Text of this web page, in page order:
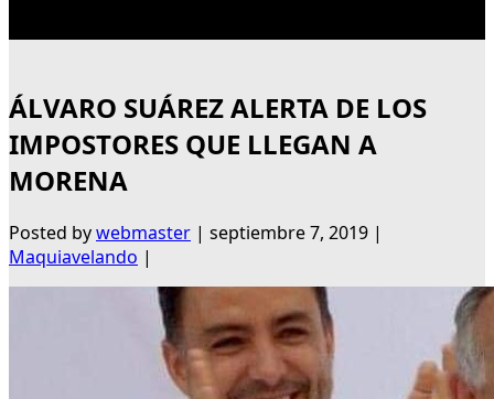
ÁLVARO SUÁREZ ALERTA DE LOS
IMPOSTORES QUE LLEGAN A
MORENA
Posted bywebmaster | septiembre 7, 2019 |
Maquiavelando |